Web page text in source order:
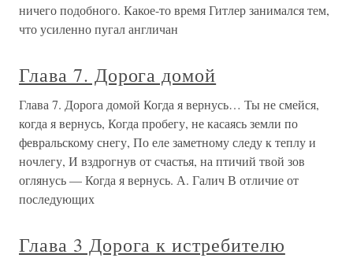
ничего подобного. Какое-то время Гитлер занимался тем,
что усиленно пугал англичан
Глава 7. Дорога домой
Глава 7. Дорога домой Когда я вернусь… Ты не смейся,
когда я вернусь, Когда пробегу, не касаясь земли по
февральскому снегу, По еле заметному следу к теплу и
ночлегу, И вздрогнув от счастья, на птичий твой зов
оглянусь — Когда я вернусь. А. Галич В отличие от
последующих
Глава 3 Дорога к истребителю